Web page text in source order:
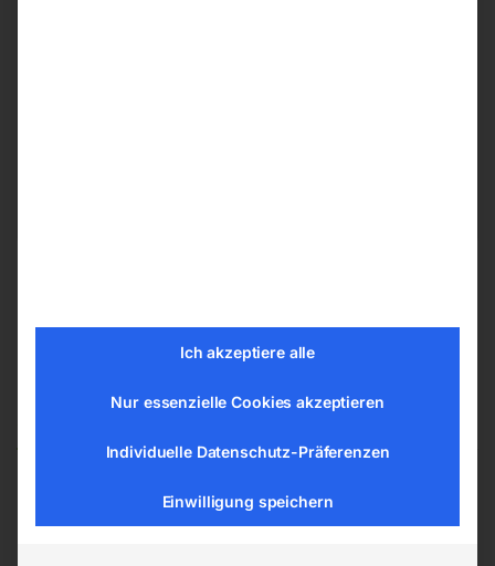
Ähnliche Produkte
Langdüse Aluminium 45°
Eiscrusher für ELMAG DRY-
Ich akzeptiere alle
Nur essenzielle Cookies akzeptieren
Individuelle Datenschutz-Präferenzen
Einwilligung speichern